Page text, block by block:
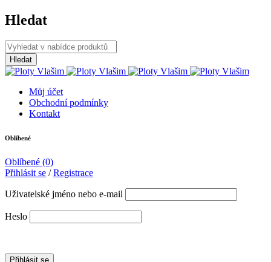
Hledat
Můj účet
Obchodní podmínky
Kontakt
Oblíbené
Oblíbené (0)
Přihlásit se /Registrace
Uživatelské jméno nebo e-mail
Heslo